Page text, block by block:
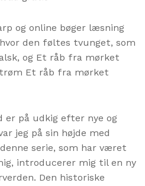
og online bøger læsning
den føltes tvunget, som
og Et råb fra mørket
Et råb fra mørket
er på udkig efter nye og
jeg på sin højde med
serie, som har været
introducerer mig til en ny
Den historiske